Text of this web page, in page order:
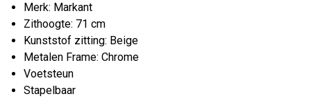
Merk: Markant
Zithoogte: 71 cm
Kunststof zitting: Beige
Metalen Frame: Chrome
Voetsteun
Stapelbaar